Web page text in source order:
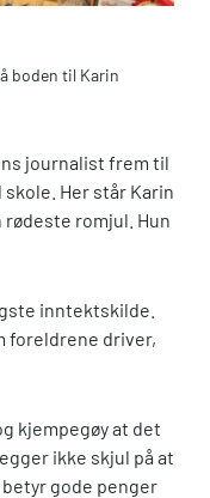
boden til Karin
journalist frem til
Her står Karin
romjul. Hun
inntektskilde.
foreldrene driver,
kjempegøy at det
ikke skjul på at
gode penger